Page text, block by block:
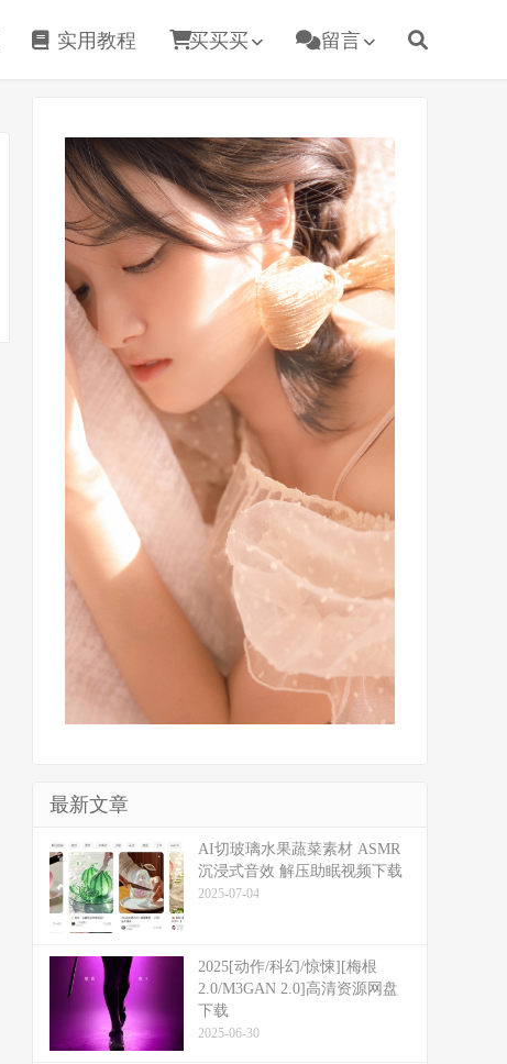
实用教程 买买买 留言
最新文章
​​AI切玻璃水果蔬菜素材 ASMR
沉浸式音效 解压助眠视频下载
2025-07-04
2025[动作/科幻/惊悚][梅根
2.0/M3GAN 2.0]高清资源网盘
下载
2025-06-30